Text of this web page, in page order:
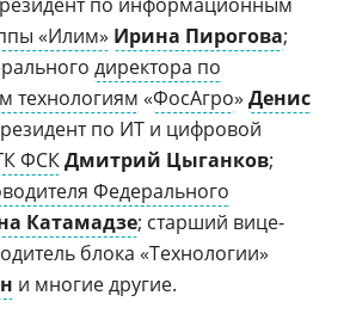
«Илим» Ирина Пирогова;
директора по
технологиям «ФосАгро» Денис
по ИТ и цифровой
ФСКДмитрий Цыганков;
Федерального
Катамадзе; старший вице-
блока «Технологии»
и многие другие.